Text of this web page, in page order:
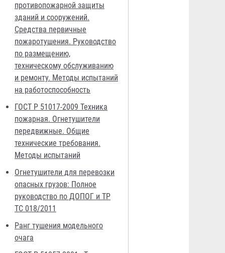
противопожарной защиты
зданий и сооружений.
Средства первичные
пожаротушения. Руководство
по размещению,
техническому обслуживанию
и ремонту. Методы испытаний
на работоспособность
ГОСТ Р 51017-2009 Техника
пожарная. Огнетушители
передвижные. Общие
технические требования.
Методы испытаний
Огнетушители для перевозки
опасных грузов: Полное
руководство по ДОПОГ и ТР
ТС 018/2011
Ранг тушения модельного
очага